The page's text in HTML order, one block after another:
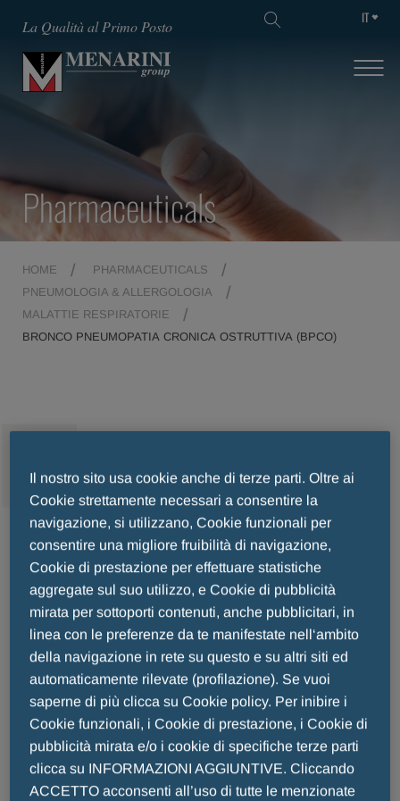
La Qualità al Primo Posto IT
Pharmaceuticals
HOME
PHARMACEUTICALS
PNEUMOLOGIA & ALLERGOLOGIA
MALATTIE RESPIRATORIE
BRONCO PNEUMOPATIA CRONICA OSTRUTTIVA (BPCO)
Bronco Pneumopatia
Cronica Ostruttiva (BPCO)
La BPCO è una malattia polmonare
caratterizzata dalla limitazione cronica al
flusso aereo dentro e fuori ai polmoni che
interferisce con la normale respirazione e
che è solo parzialmente
Il nostro sito usa cookie anche di terze parti. Oltre ai
Cookie strettamente necessari a consentire la
navigazione, si utilizzano, Cookie funzionali per
consentire una migliore fruibilità di navigazione,
Cookie di prestazione per effettuare statistiche
aggregate sul suo utilizzo, e Cookie di pubblicità
mirata per sottoporti contenuti, anche pubblicitari, in
linea con le preferenze da te manifestate nell‘ambito
della navigazione in rete su questo e su altri siti ed
automaticamente rilevate (profilazione). Se vuoi
saperne di più clicca su Cookie policy. Per inibire i
Cookie funzionali, i Cookie di prestazione, i Cookie di
pubblicità mirata e/o i cookie di specifiche terze parti
clicca su INFORMAZIONI AGGIUNTIVE. Cliccando
ACCETTO acconsenti all’uso di tutte le menzionate